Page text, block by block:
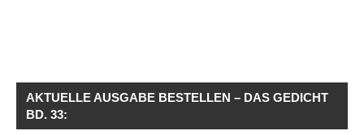
AKTUELLE AUSGABE BESTELLEN – DAS GEDICHT
BD. 33: